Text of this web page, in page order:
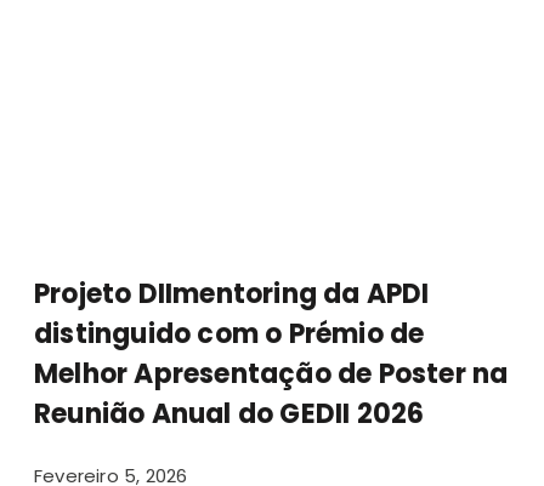
Projeto DIImentoring da APDI
distinguido com o Prémio de
Melhor Apresentação de Poster na
Reunião Anual do GEDII 2026
Fevereiro 5, 2026